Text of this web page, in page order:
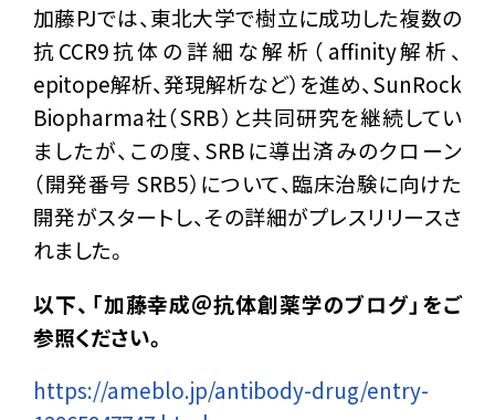
加藤PJでは、東北大学で樹立に成功した複数の
抗CCR9抗体の詳細な解析（affinity解析、
epitope解析、発現解析など）を進め、SunRock
Biopharma社（SRB）と共同研究を継続してい
ましたが、この度、SRBに導出済みのクローン
（開発番号 SRB5）について、臨床治験に向けた
開発がスタートし、その詳細がプレスリリースさ
れました。
以下、「加藤幸成＠抗体創薬学のブログ」をご
参照ください。
https://ameblo.jp/antibody-drug/entry-